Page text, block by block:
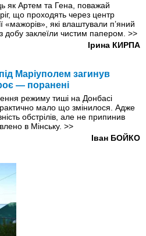
як Артем та Гена, поважай
що проходять через центр
«мажорів», які влаштували п’яний
добу заклеїли чистим папером. >>
Ірина КИРПА
Маріуполем загинув
— поранені
режиму тиші на Донбасі
мало що змінилося. Адже
обстрілів, але не припинив
в Мінську. >>
Іван БОЙКО